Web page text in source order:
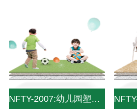
NFTY-2007:幼儿园塑胶地板|幼儿园塑胶地面|幼儿园pvc地板|pvc儿童地板—中山南方pvc塑